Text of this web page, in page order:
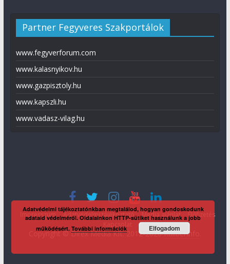
Partner Fegyveres Szakportálok
www.fegyverforum.com
www.kalasnyikov.hu
www.gazpisztoly.hu
www.kapszli.hu
www.vadasz-vilag.hu
Impresszum Adatvédelmi tájékoztató Média ajánlat
Előfizetés
Copyright © Direx Média Kft. 2012-2026KaliberInfo
Adatvédelmi tájékoztatónkban megtalálod, hogyan gondoskodunk
adataid védelméről. Oldalainkon HTTP-sütiket használunk a jobb
működésért.További információk Elfogadom